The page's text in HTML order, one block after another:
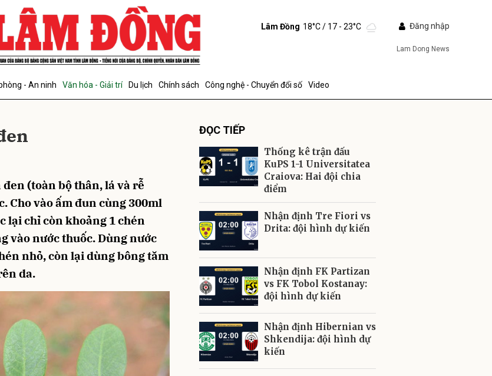
Lâm Đồng 18°C/ 17 - 23°C Đăng nhập
Lam Dong News
- An ninh Văn hóa - Giải trí Du lịch Chính sách Công nghệ - Chuyển đổi số Video
(toàn bộ thân, lá và rễ
Cho vào ấm đun cùng 300ml
lại chỉ còn khoảng 1 chén
vào nước thuốc. Dùng nước
nhỏ, còn lại dùng bông tăm
da.
ĐỌC TIẾP
Thống kê trận đấu
KuPS 1-1 Universitatea
Craiova: Hai đội chia
điểm
Nhận định Tre Fiori vs
Drita: đội hình dự kiến
Nhận định FK Partizan
vs FK Tobol Kostanay:
đội hình dự kiến
Nhận định Hibernian vs
Shkendija: đội hình dự
kiến